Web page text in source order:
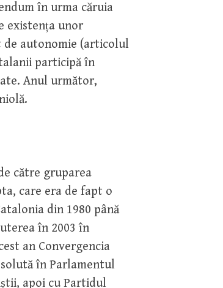
în urma căruia
existența unor
de autonomie (articolul
participă în
Anul următor,
către gruparea
care era de fapt o
din 1980 până
în 2003 în
an Convergencia
în Parlamentul
apoi cu Partidul